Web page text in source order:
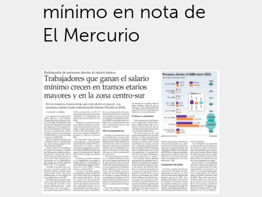
mínimo en nota de
El Mercurio